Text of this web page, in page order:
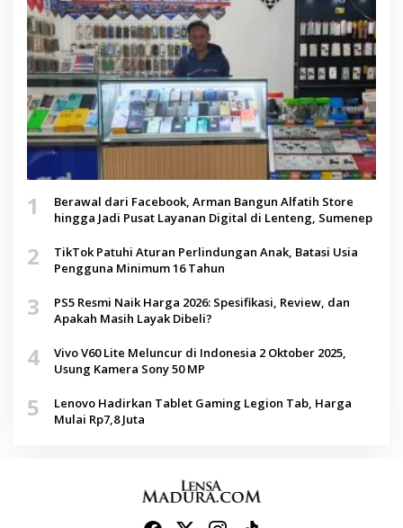
1
Berawal dari Facebook, Arman Bangun Alfatih Store
hingga Jadi Pusat Layanan Digital di Lenteng, Sumenep
2
TikTok Patuhi Aturan Perlindungan Anak, Batasi Usia
Pengguna Minimum 16 Tahun
3
PS5 Resmi Naik Harga 2026: Spesifikasi, Review, dan
Apakah Masih Layak Dibeli?
4
Vivo V60 Lite Meluncur di Indonesia 2 Oktober 2025,
Usung Kamera Sony 50 MP
5
Lenovo Hadirkan Tablet Gaming Legion Tab, Harga
Mulai Rp7,8 Juta